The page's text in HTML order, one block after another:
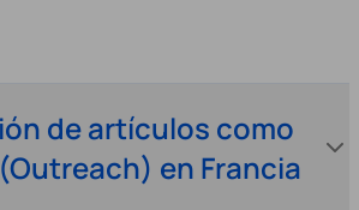
de artículos como
en Francia